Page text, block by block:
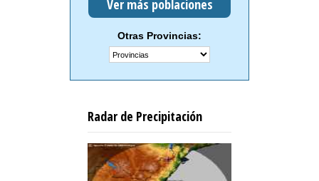
Ver más poblaciones
Otras Provincias:
Radar de Precipitación